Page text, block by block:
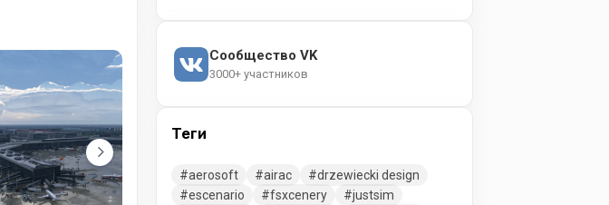
Сообщество VK
3000+ участников
Теги
aerosoft airac
drzewiecki design
escenario
fsxcenery
justsim